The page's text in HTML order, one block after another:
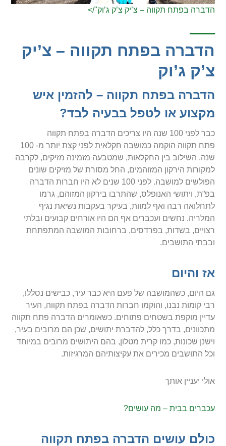
הדברה בפתח תקווה – צ’יק צ’ק ג’וק"/>
הדברה בפתח תקווה – צ’יק
צ’ק ג’וק
הדברה בפתח תקווה – להזמין איש
מקצוע או לטפל בבעיה לבד?
כבר לפני 100 שנה היו צריכים הדברה בפתח תקווה
פתח תקווה הוקמה כמושבה חקלאית לפני קצת יותר מ- 100
שנה. השילוב בין החקלאות, שמטבעה מזמינה מזיקים, לקרבה
למקורות הירקון המזוהמים, החל מסורת של מזיקים שונים
הפולשים למושבה. לפני 100 שנים לא היו חברות הדברה
בפ”ת, ויתושי האנופלס, שהתרבו בירקון המזוהם, גרמו
לתחלואה רבה ואף למוות, בעיקר בעקבות נשיאת נגיף
המלריה. נחשים ועכברים אף הם היו אורחים קבועים ובלתי
רצויים, בשדות, בפרדסים, ברחובות המושבה המתפתחת
ובבתי התושבים.
אז והיום
גם היום, כשהמושבה של פעם היא כבר עיר, כבישים נסללו,
רבי קומות נבנו, והוקמו חברות הדברה בפתח תקווה, העיר
עדיין מוקפת בשטחים פתוחים. כשאומרים הדברה פתח תקווה
מתכוונים, בדרך כלל, להדברת יתושים, שכן הם מרובים בעיר,
וישנן שכונות, כמו קרית מטלון, בהם היתושים מרובים במיוחד
וכל התושבים מכירים את עקיצותיהם המרגיזות.
אולי יעניין אותך
עכברים בבית – מה עושים?
כולם עושים הדברה בפתח תקווה